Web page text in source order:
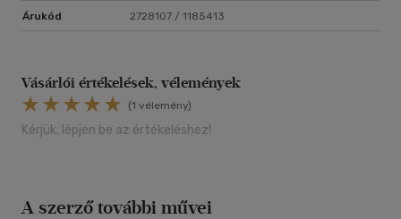
Árukód 2728107 / 1185413
Vásárlói értékelések, vélemények
(1 vélemény)
Kérjük, lépjen be az értékeléshez!
A szerző további művei